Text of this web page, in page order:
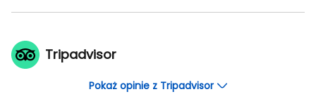
Tripadvisor
Pokaż opinie z Tripadvisor